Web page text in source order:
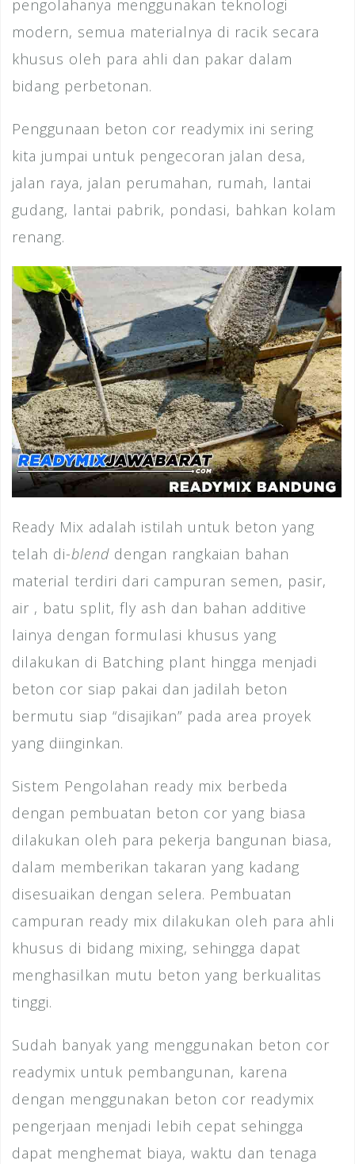
pengolahanya menggunakan teknologi
modern, semua materialnya di racik secara
khusus oleh para ahli dan pakar dalam
bidang perbetonan.
Penggunaan beton cor readymix ini sering
kita jumpai untuk pengecoran jalan desa,
jalan raya, jalan perumahan, rumah, lantai
gudang, lantai pabrik, pondasi, bahkan kolam
renang.
Ready Mix adalah istilah untuk beton yang
telah di-blend dengan rangkaian bahan
material terdiri dari campuran semen, pasir,
air , batu split, fly ash dan bahan additive
lainya dengan formulasi khusus yang
dilakukan di Batching plant hingga menjadi
beton cor siap pakai dan jadilah beton
bermutu siap “disajikan” pada area proyek
yang diinginkan.
Sistem Pengolahan ready mix berbeda
dengan pembuatan beton cor yang biasa
dilakukan oleh para pekerja bangunan biasa,
dalam memberikan takaran yang kadang
disesuaikan dengan selera. Pembuatan
campuran ready mix dilakukan oleh para ahli
khusus di bidang mixing, sehingga dapat
menghasilkan mutu beton yang berkualitas
tinggi.
Sudah banyak yang menggunakan beton cor
readymix untuk pembangunan, karena
dengan menggunakan beton cor readymix
pengerjaan menjadi lebih cepat sehingga
dapat menghemat biaya, waktu dan tenaga